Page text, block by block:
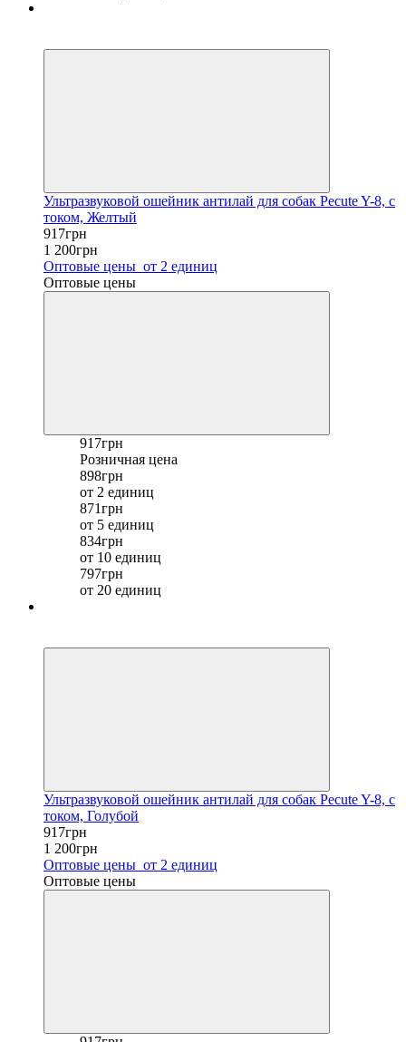
Ультразвуковой ошейник антилай для собак Pecute Y-8, с
током, Желтый
917грн
1 200грн
Оптовые цены от 2 единиц
Оптовые цены
917грн
Розничная цена
898грн
от 2 единиц
871грн
от 5 единиц
834грн
от 10 единиц
797грн
от 20 единиц
Ультразвуковой ошейник антилай для собак Pecute Y-8, с
током, Голубой
917грн
1 200грн
Оптовые цены от 2 единиц
Оптовые цены